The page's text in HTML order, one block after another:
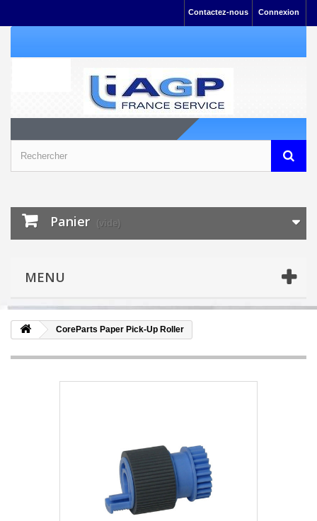
Connexion
Contactez-nous
Panier (vide)
MENU
CoreParts Paper Pick-Up Roller